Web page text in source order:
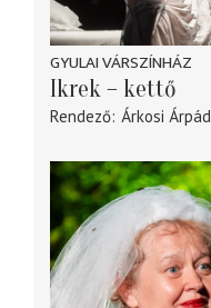
GYULAI VÁRSZÍNHÁZ
Ikrek – kettő
Rendező Árkosi Árpád